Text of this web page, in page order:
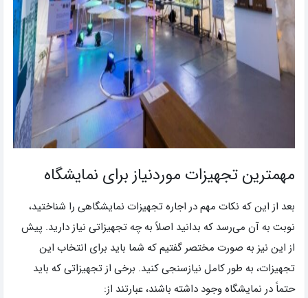
مهمترین تجهیزات موردنیاز برای نمایشگاه
بعد از این که نکات مهم در اجاره تجهیزات نمایشگاهی را شناختید،
نوبت به آن می‌رسد که بدانید اصلاً به چه تجهیزاتی نیاز دارید. پیش
از این نیز به صورت مختصر گفتیم که شما باید برای انتخاب این
تجهیزات، به طور کامل نیازسنجی کنید. برخی از تجهیزاتی که باید
حتماً در نمایشگاه وجود داشته باشند، عبارتند از: